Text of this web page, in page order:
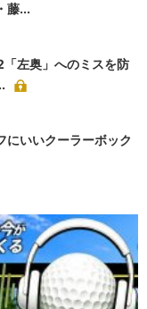
藤...
「左奥」へのミスを防
にいいクーラーボック